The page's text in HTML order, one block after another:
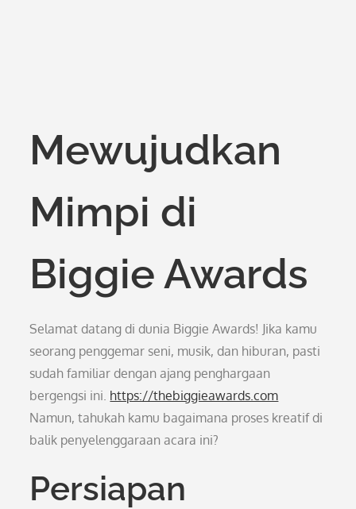
Mewujudkan
Mimpi di
Biggie Awards
Selamat datang di dunia Biggie Awards! Jika kamu
seorang penggemar seni, musik, dan hiburan, pasti
sudah familiar dengan ajang penghargaan
bergengsi ini. https://thebiggieawards.com
Namun, tahukah kamu bagaimana proses kreatif di
balik penyelenggaraan acara ini?
Persiapan